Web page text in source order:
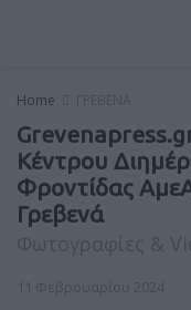
Home ΓΡΕΒΕΝΑ
Κέντρου
Φροντίδας
Γρεβενά
Φωτογραφίες &
11 Φεβρουαρίου 2024